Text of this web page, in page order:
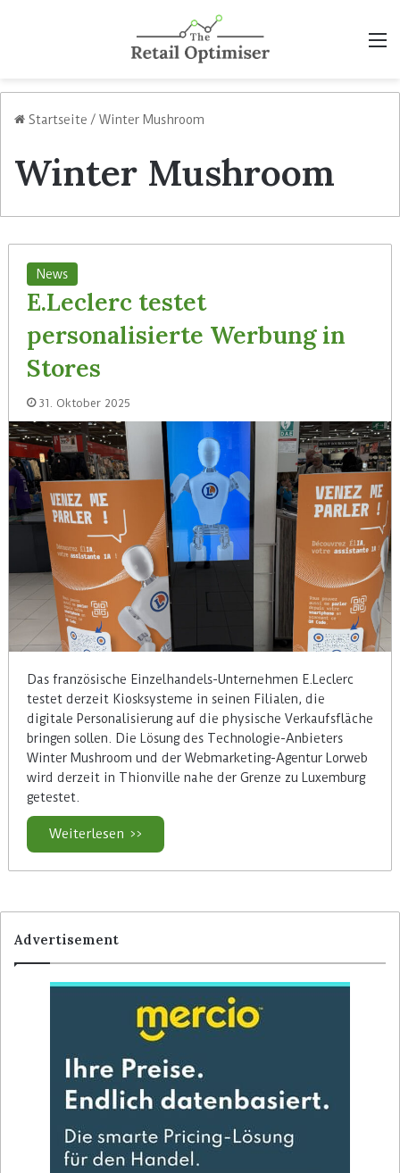
Startseite / Winter Mushroom
Winter Mushroom
News
E.Leclerc testet
personalisierte Werbung in
Stores
31. Oktober 2025
Das französische Einzelhandels-Unternehmen E.Leclerc
testet derzeit Kiosksysteme in seinen Filialen, die
digitale Personalisierung auf die physische Verkaufsfläche
bringen sollen. Die Lösung des Technologie-Anbieters
Winter Mushroom und der Webmarketing-Agentur Lorweb
wird derzeit in Thionville nahe der Grenze zu Luxemburg
getestet.
Weiterlesen >>
Advertisement